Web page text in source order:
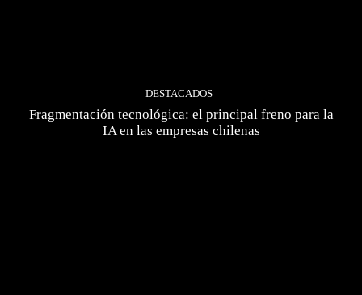
DESTACADOS
Fragmentación tecnológica: el principal freno para la
IA en las empresas chilenas